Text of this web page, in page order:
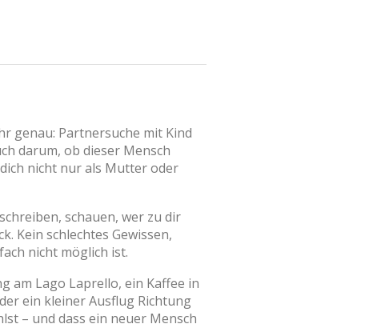
genau: Partnersuche mit Kind
darum, ob dieser Mensch
nicht nur als Mutter oder
schauen, wer zu dir
Kein schlechtes Gewissen,
nicht möglich ist.
am Lago Laprello, ein Kaffee in
ein kleiner Ausflug Richtung
– und dass ein neuer Mensch